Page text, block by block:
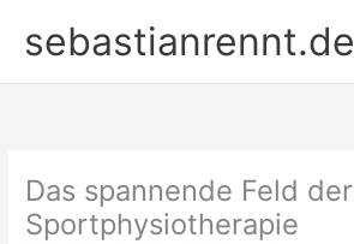
Inhaltsebastianrennt.de
Das spannende Feld der
Sportphysiotherapie